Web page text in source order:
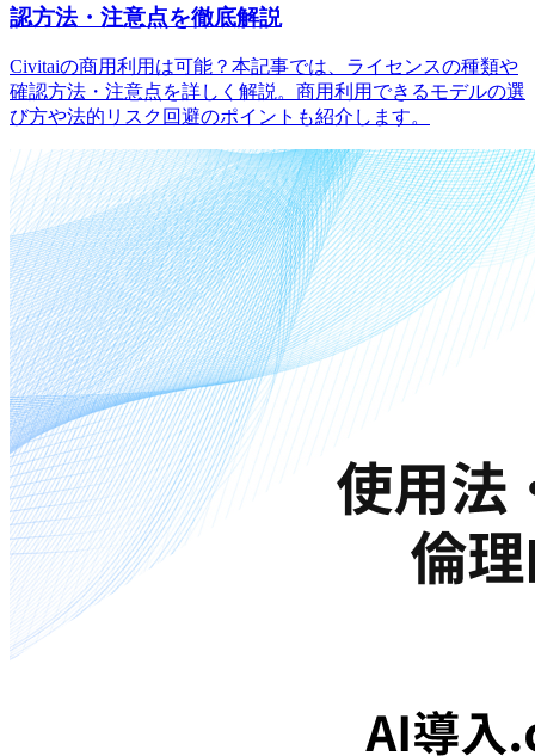
認方法・注意点を徹底解説
Civitaiの商用利用は可能？本記事では、ライセンスの種類や
確認方法・注意点を詳しく解説。商用利用できるモデルの選
び方や法的リスク回避のポイントも紹介します。